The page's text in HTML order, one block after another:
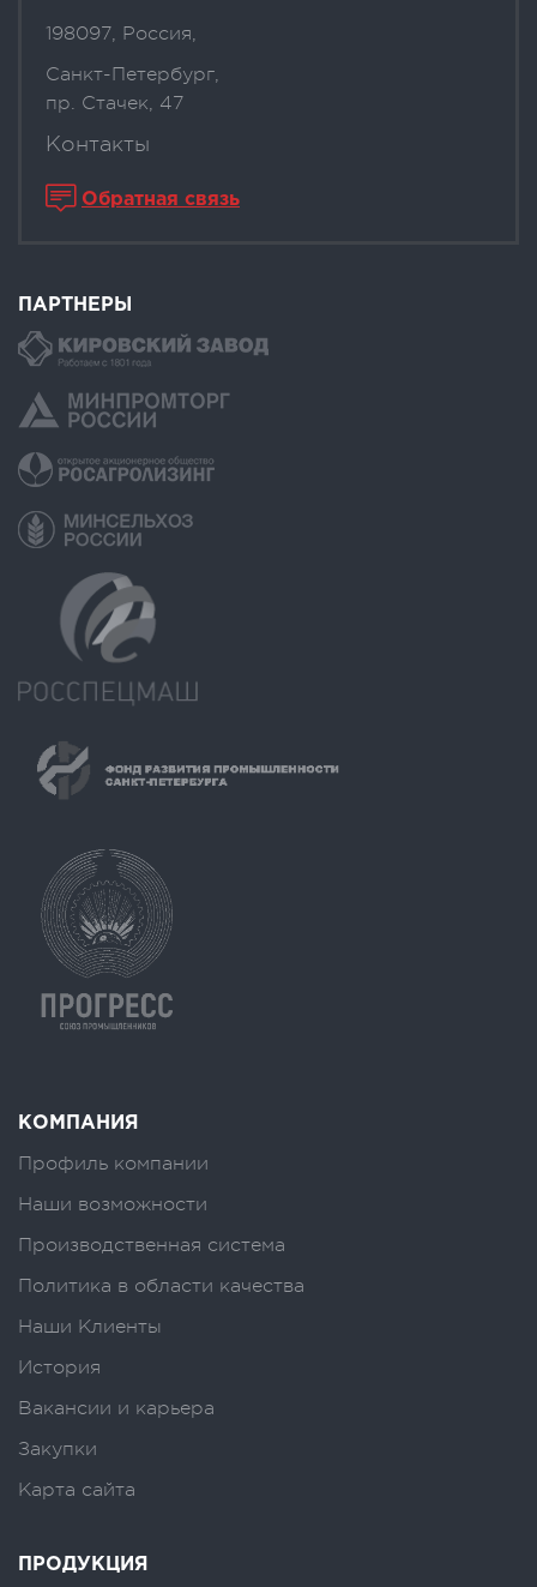
198097, Россия,
Санкт-Петербург,
пр. Стачек, 47
Контакты
Обратная связь
ПАРТНЕРЫ
КОМПАНИЯ
Профиль компании
Наши возможности
Производственная система
Политика в области качества
Наши Клиенты
История
Вакансии и карьера
Закупки
Карта сайта
ПРОДУКЦИЯ